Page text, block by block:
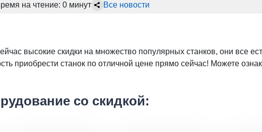
на чтение: 0 минут Все новости
высокие скидки на множество популярных станков, они все
приобрести станок по отличной цене прямо сейчас! Можете
со скидкой: